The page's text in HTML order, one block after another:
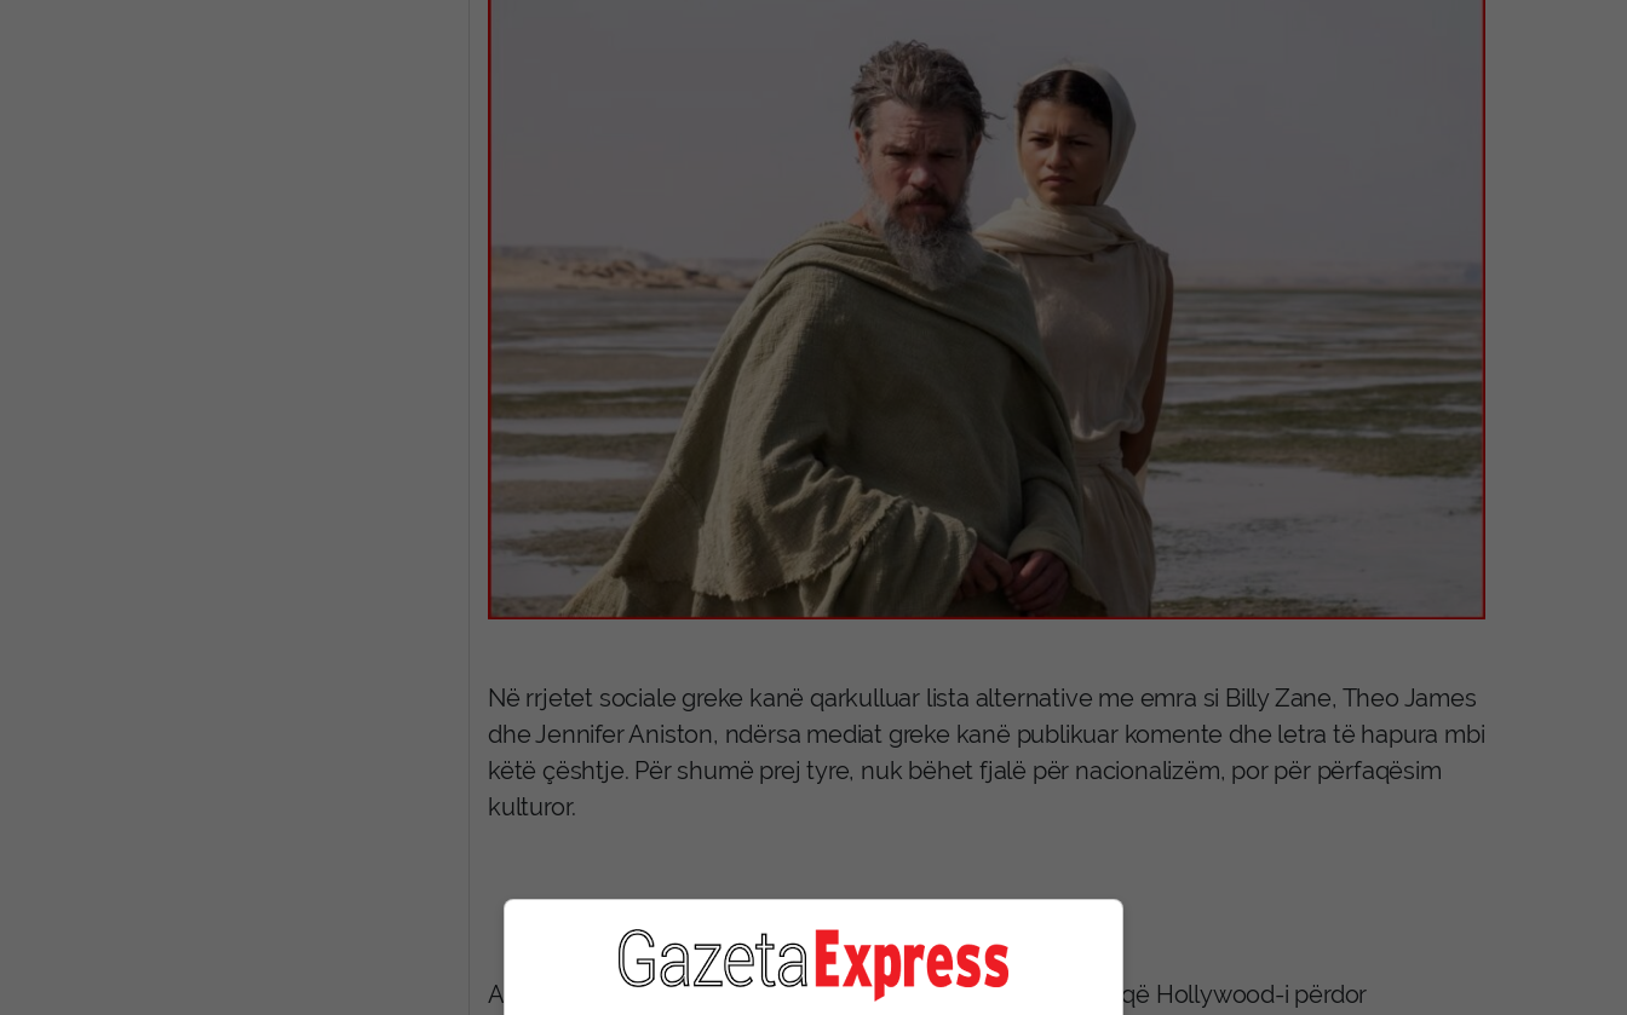
Në rrjetet sociale greke kanë qarkulluar lista alternative me emra si Billy Zane, Theo James
dhe Jennifer Aniston, ndërsa mediat greke kanë publikuar komente dhe letra të hapura mbi
këtë çështje. Për shumë prej tyre, nuk bëhet fjalë për nacionalizëm, por për përfaqësim
kulturor.
Autori i shkrimit argumenton se kjo nuk është hera e parë që Hollywood-i përdor